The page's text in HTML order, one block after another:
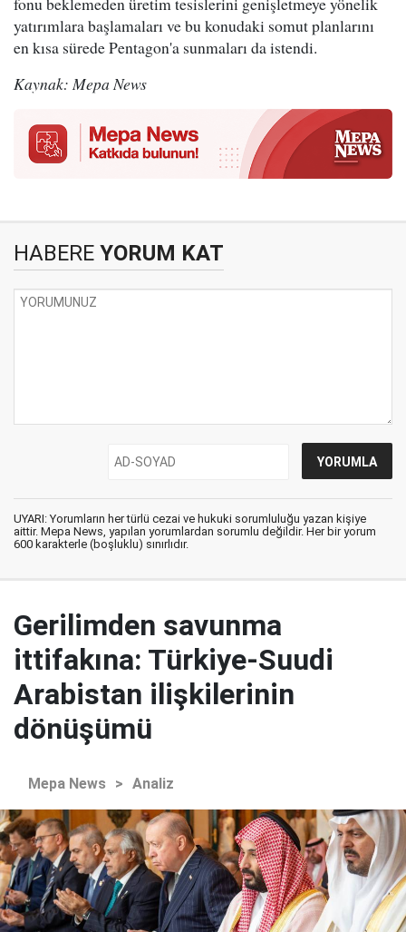
yatırımlara başlamaları ve bu konudaki somut planlarını
en kısa sürede Pentagon'a sunmaları da istendi.
Kaynak: Mepa News
HABERE YORUM KAT
UYARI: Yorumların her türlü cezai ve hukuki sorumluluğu yazan kişiye
aittir. Mepa News, yapılan yorumlardan sorumlu değildir. Her bir yorum
600 karakterle (boşluklu) sınırlıdır.
Gerilimden savunma
ittifakına: Türkiye-Suudi
Arabistan ilişkilerinin
dönüşümü
Mepa News > Analiz